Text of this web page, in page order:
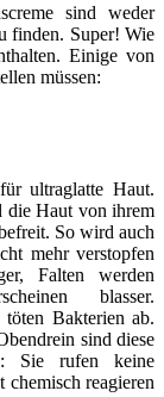
sind weder
finden. Super! Wie
Einige von
müssen:
ultraglatte Haut.
die Haut von ihrem
So wird auch
mehr verstopfen
Falten werden
blasser.
Bakterien ab.
sind diese
Sie rufen keine
chemisch reagieren